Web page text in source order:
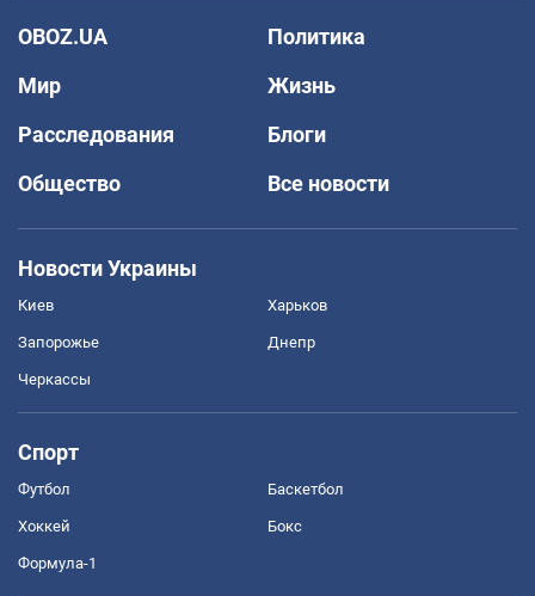
OBOZ.UA
Политика
Мир
Жизнь
Расследования
Блоги
Общество
Все новости
Новости Украины
Киев Харьков
Запорожье Днепр
Черкассы
Спорт
Футбол Баскетбол
Хоккей Бокс
Формула-1